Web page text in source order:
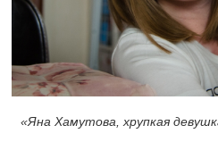
«Яна Хамутова, хрупкая